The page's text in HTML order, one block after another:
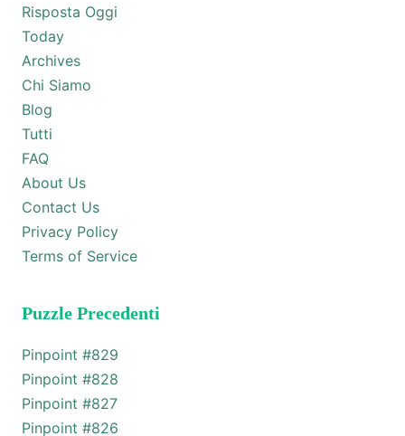
Risposta Oggi
Today
Archives
Chi Siamo
Blog
Tutti
FAQ
About Us
Contact Us
Privacy Policy
Terms of Service
Puzzle Precedenti
Pinpoint #829
Pinpoint #828
Pinpoint #827
Pinpoint #826